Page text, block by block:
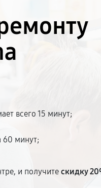
всего 15 минут;
60 минут;
и получитескидку